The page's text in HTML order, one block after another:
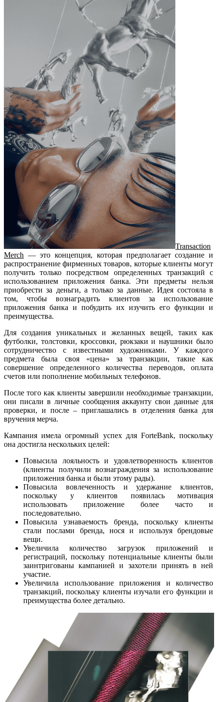
Transaction
Merch — это концепция, которая предполагает создание и
распространение фирменных товаров, которые клиенты могут
получить только посредством определенных транзакций с
использованием приложения банка. Эти предметы нельзя
приобрести за деньги, а только за данные. Идея состояла в
том, чтобы вознаградить клиентов за использование
приложения банка и побудить их изучить его функции и
преимущества.
Для создания уникальных и желанных вещей, таких как
футболки, толстовки, кроссовки, рюкзаки и наушники было
сотрудничество с известными художниками. У каждого
предмета была своя «цена» за транзакции, такие как
совершение определенного количества переводов, оплата
счетов или пополнение мобильных телефонов.
После того как клиенты завершили необходимые транзакции,
они писали в личные сообщения аккаунту свои данные для
проверки, и после – приглашались в отделения банка для
вручения мерча.
Кампания имела огромный успех для ForteBank, поскольку
она достигла нескольких целей:
Повысила лояльность и удовлетворенность клиентов
(клиенты получили вознаграждения за использование
приложения банка и были этому рады).
Повысила вовлеченность и удержание клиентов,
поскольку у клиентов появилась мотивация
использовать приложение более часто и
последовательно.
Повысила узнаваемость бренда, поскольку клиенты
стали послами бренда, нося и используя брендовые
вещи.
Увеличила количество загрузок приложений и
регистраций, поскольку потенциальные клиенты были
заинтригованы кампанией и захотели принять в ней
участие.
Увеличила использование приложения и количество
транзакций, поскольку клиенты изучали его функции и
преимущества более детально.